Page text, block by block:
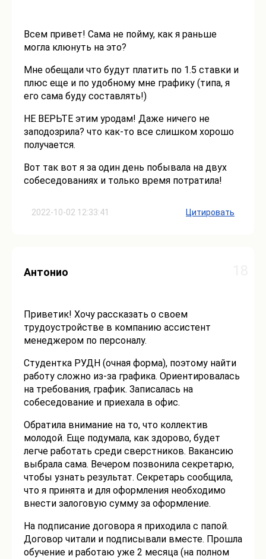
2022-10-02 12:33:41
Всем привет! Сама не пойму, как я раньше
могла клюнуть на это?
Мне обещали что будут платить по 1.5 ставки и
плюс еще и по удобному мне графику (типа, я
его сама буду составлять!)
НЕ ВЕРЬТЕ этим уродам! Даже ничего не
заподозрила? что как-то все слишком хорошо
получается.
Вот так вот я за один день побывала на двух
собеседованиях и только время потратила!
Цитировать
Антонио
Приветик! Хочу рассказать о своем
трудоустройстве в компанию ассистент
менеджером по персоналу.
Студентка РУДН (очная форма), поэтому найти
работу сложно из-за графика. Ориентировалась
на требования, график. Записалась на
собеседование и приехала в офис.
Обратила внимание на то, что коллектив
молодой. Еще подумала, как здорово, будет
легче работать среди сверстников. Вакансию
выбрала сама. Вечером позвонила секретарю,
чтобы узнать результат. Секретарь сообщила,
что я принята и для оформления необходимо
внести залоговую сумму за оформление.
На подписание договора я приходила с папой.
Договор читали и подписывали вместе. Прошла
обучение и работаю уже 2 месяца (на полном